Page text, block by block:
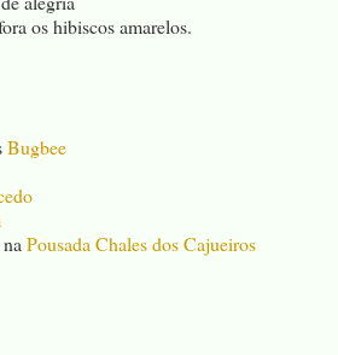
os hibiscos amarelos.
Bugbee
Pousada Chales dos Cajueiros